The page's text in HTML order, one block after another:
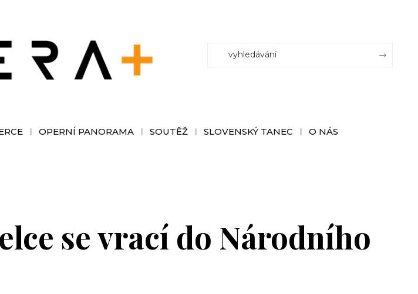
OPERNÍ PANORAMA SOUTĚŽ SLOVENSKÝ TANEC O NÁS
se vrací do Národního